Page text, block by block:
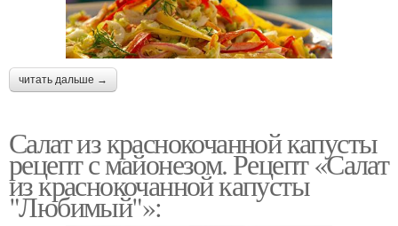
читать дальше →
Салат из краснокочанной капусты
рецепт с майонезом. Рецепт «Салат
из краснокочанной капусты
"Любимый"»: